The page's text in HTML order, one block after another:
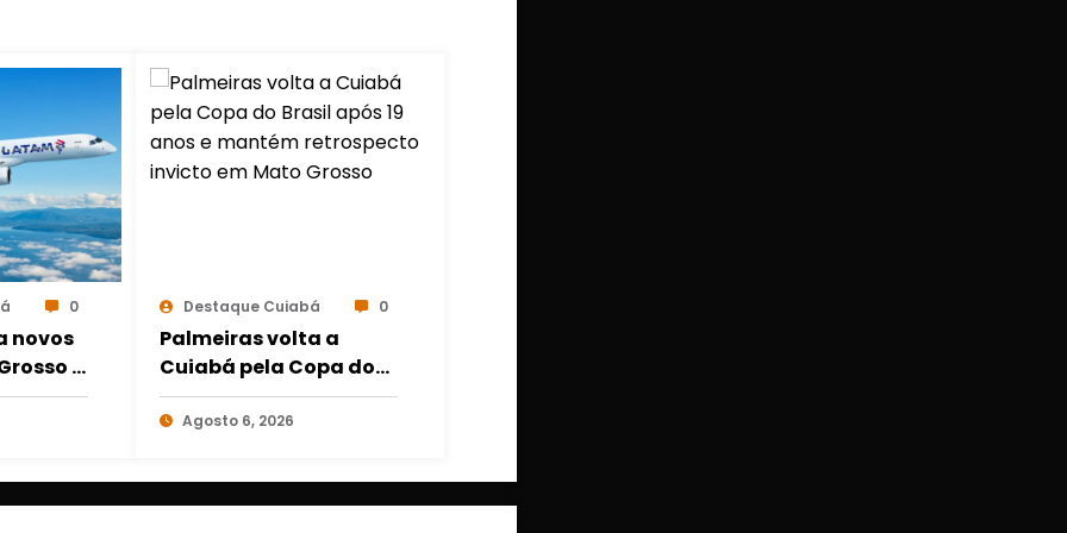
0
novos
e
a
e
Destaque Cuiabá 0
Palmeiras volta a
Cuiabá pela Copa do
Brasil após 19 anos e
mantém retrospecto
Grosso
Agosto 6, 2026